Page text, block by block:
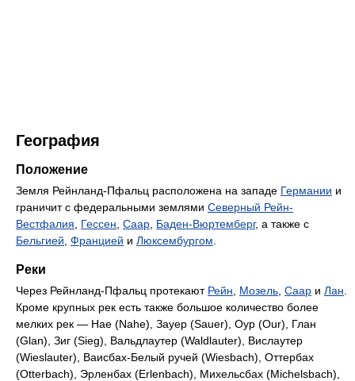
География
Положение
Земля Рейнланд-Пфальц расположена на западе Германии и
граничит с федеральными землями Северный Рейн-
Вестфалия
Гессен Саар Баден-Вюртемберг, а также с
Бельгией Францией и Люксембургом
Реки
Через Рейнланд-Пфальц протекают Рейн Мозель Саар и Лан
Кроме крупных рек есть также большое количество более
мелких рек — Нае (Nahe), Зауер (Sauer), Оур (Our), Глан
(Glan), Зиг (Sieg), Вальдлаутер (Waldlauter), Вислаутер
(Wieslauter), Ваисбах-Белый ручей (Wiesbach), Оттербах
(Otterbach), Эрленбах (Erlenbach), Михельсбах (Michelsbach),